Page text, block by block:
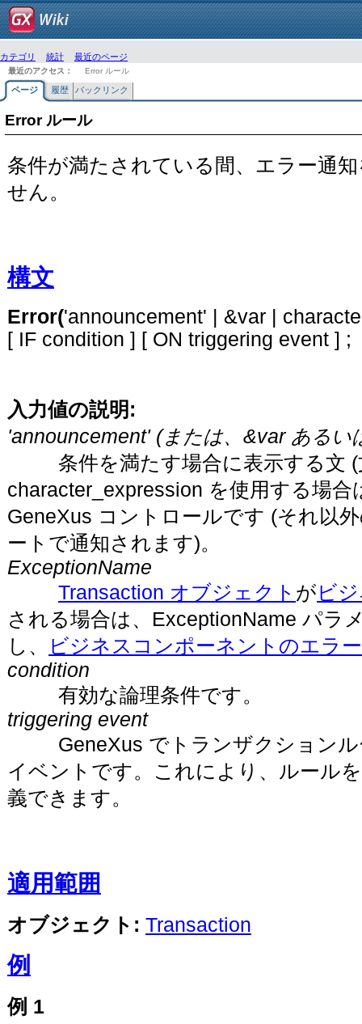
カテゴリ 統計
最近のページ
最近のアクセス：
Error ルール
ページ 履歴 バックリンク
Error ルール
条件が満たされている間、エラー通
せん。
構文
Error('announcement' | &var |
[ IF condition ] [ ON triggering event ] ;
入力値の説明:
'announcement'(または、&var あるい
条件を満たす場合に表示する文 (
character_expression を使用する場
GeneXus コントロールです (それ以
ートで通知されます)。
ExceptionName
Transaction オブジェクト がビ
される場合は、ExceptionName パラ
し、
ビジネスコンポーネントのエラ
condition
有効な論理条件です。
triggering event
GeneXus でトランザクションル
イベントです。これにより、ルール
義できます。
適用範囲
オブジェクト: Transaction
例
例 1